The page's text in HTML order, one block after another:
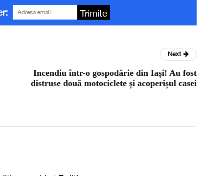
Trimite
Next
Incendiu într-o gospodărie din Iași! Au fost
distruse două motociclete și acoperișul casei